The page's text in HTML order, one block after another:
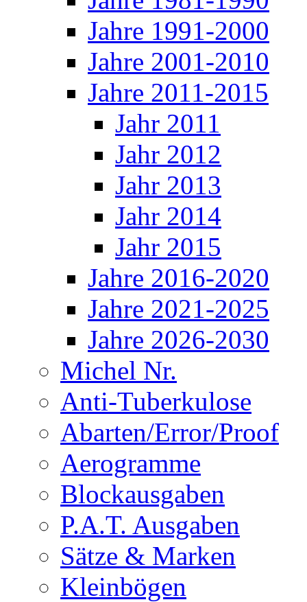
Jahre 1991-2000
Jahre 2001-2010
Jahre 2011-2015
Jahr 2011
Jahr 2012
Jahr 2013
Jahr 2014
Jahr 2015
Jahre 2016-2020
Jahre 2021-2025
Jahre 2026-2030
Michel Nr.
Anti-Tuberkulose
Abarten/Error/Proof
Aerogramme
Blockausgaben
P.A.T. Ausgaben
Sätze & Marken
Kleinbögen